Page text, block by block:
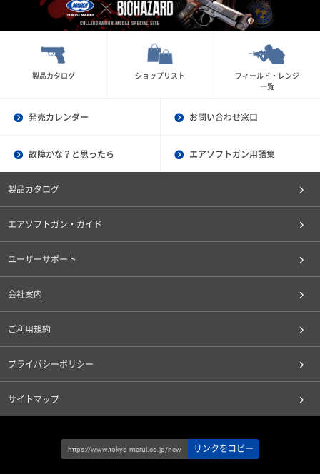
製品カタログ ショップリスト
フィールド・レンジ
一覧
発売カレンダー お問い合わせ窓口
故障かな？と思ったら エアソフトガン用語集
製品カタログ
エアソフトガン・ガイド
ユーザーサポート
会社案内
ご利用規約
プライバシーポリシー
サイトマップ
リンクをコピー